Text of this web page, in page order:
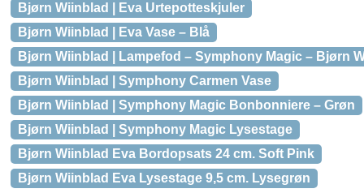
Bjørn Wiinblad | Eva Urtepotteskjuler
Bjørn Wiinblad | Eva Vase – Blå
Bjørn Wiinblad | Lampefod – Symphony Magic – Bjørn
Bjørn Wiinblad | Symphony Carmen Vase
Bjørn Wiinblad | Symphony Magic Bonbonniere – Grøn
Bjørn Wiinblad | Symphony Magic Lysestage
Bjørn Wiinblad Eva Bordopsats 24 cm. Soft Pink
Bjørn Wiinblad Eva Lysestage 9,5 cm. Lysegrøn